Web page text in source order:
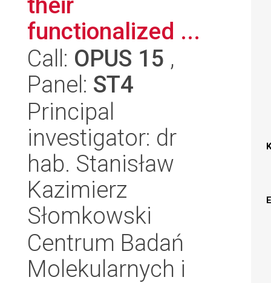
functionalized ...
Call: OPUS 15 ,
Panel: ST4
Principal
investigator: dr
hab. Stanisław
Kazimierz
Słomkowski
Centrum Badań
Molekularnych i